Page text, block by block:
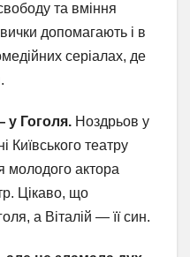
та вміння
допомагають і в
серіалах, де
Гоголя. Ноздрьов у
Київського театру
молодого актора
Цікаво, що
а Віталій — її син.